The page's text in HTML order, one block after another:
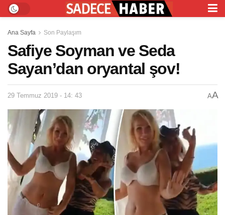
Ana Sayfa Son Paylaşım
Safiye Soyman ve Seda
Sayan’dan oryantal şov!
29 Temmuz 2019 - 14: 43 AA